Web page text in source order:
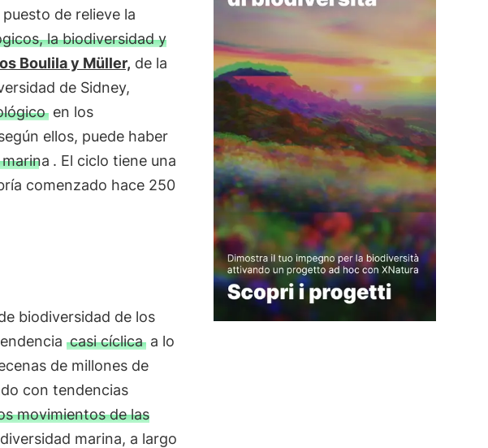
de relieve la
la biodiversidad y
Boulila y Müller, de la
de Sidney,
en los
ellos, puede haber
. El ciclo tiene una
comenzado hace 250
biodiversidad de los
casi cíclicaa lo
de millones de
con tendencias
movimientos de las
marina, a largo